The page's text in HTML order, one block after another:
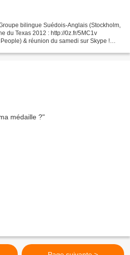
bilingue Suédois-Anglais (Stockholm,
du Texas 2012 : http://0z.fr/5MC1v
& réunion du samedi sur Skype !